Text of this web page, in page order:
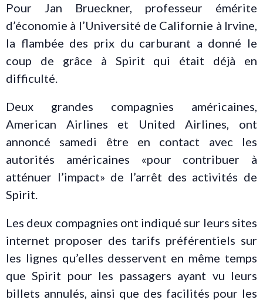
Pour Jan Brueckner, professeur émérite
d’économie à l’Université de Californie à Irvine,
la flambée des prix du carburant a donné le
coup de grâce à Spirit qui était déjà en
difficulté.
Deux grandes compagnies américaines,
American Airlines et United Airlines, ont
annoncé samedi être en contact avec les
autorités américaines «pour contribuer à
atténuer l’impact» de l’arrêt des activités de
Spirit.
Les deux compagnies ont indiqué sur leurs sites
internet proposer des tarifs préférentiels sur
les lignes qu’elles desservent en même temps
que Spirit pour les passagers ayant vu leurs
billets annulés, ainsi que des facilités pour les